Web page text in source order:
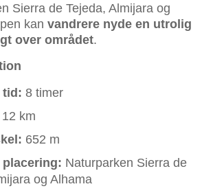
Sierra de Tejeda, Almijara og
kan vandrere nyde en utrolig
over området.
tid: 8 timer
12 km
652 m
placering: Naturparken Sierra de
og Alhama